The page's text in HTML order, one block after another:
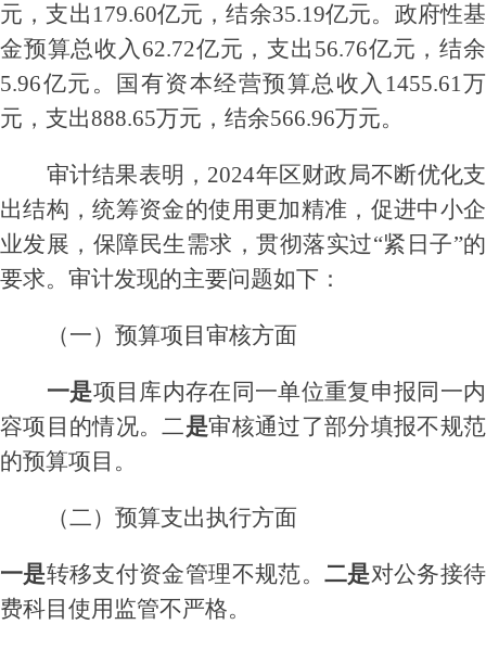
元 ， 支出 179.60亿元，结余35.19亿元。 政府性基
金预算总收入 62.72亿元，支出 56.76亿元，结余
5.96亿元。国有资本经营预算总收入 1455.61万
元，支出888.65万元，结余566.96万元。
审计结果表明， 2024年区财政局不断优化支
出结构，统筹资金的使用更加精准，促进中小企
业发展，保障民生需求，贯彻落实过“紧日子”的
要求。 审计发现的主要问题如下：
（一） 预算项目审核方面
一是项目库内存在同一单位重复申报同一内
容项目的情况。二是审核通过了部分填报不规范
的预算项目。
（二）预算支出执行方面
一是转移支付资金管理不规范。 二是对公务接待
费科目使用监管不严格。